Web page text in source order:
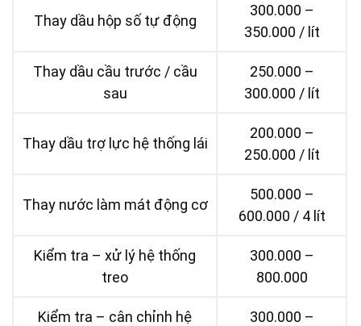
Thay dầu hộp số tự động
300.000 –
350.000 / lít
Thay dầu cầu trước / cầu
sau
250.000 –
300.000 / lít
Thay dầu trợ lực hệ thống lái
200.000 –
250.000 / lít
Thay nước làm mát động cơ
500.000 –
600.000 / 4 lít
Kiểm tra – xử lý hệ thống
treo
300.000 –
800.000
Kiểm tra – cân chỉnh hệ
300.000 –